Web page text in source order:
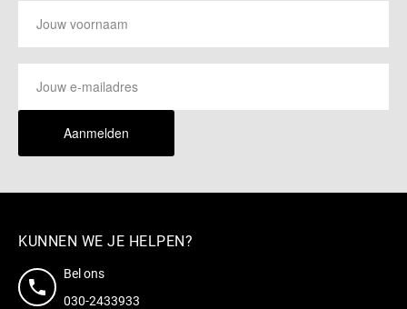
Aanmelden
KUNNEN WE JE HELPEN?
Bel ons
030-2433933